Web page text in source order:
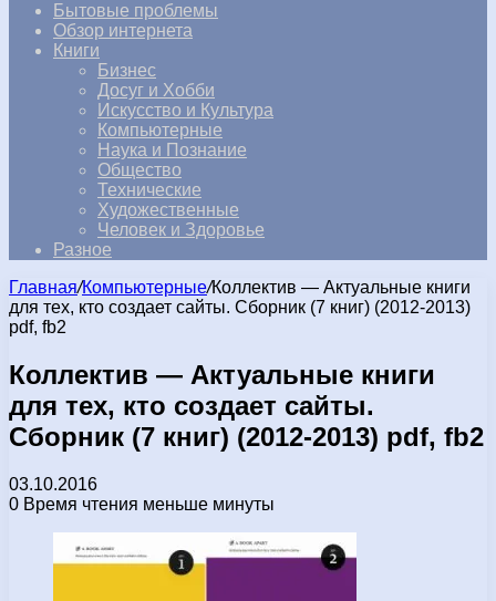
Бытовые проблемы
Обзор интернета
Книги
Бизнес
Досуг и Хобби
Искусство и Культура
Компьютерные
Наука и Познание
Общество
Технические
Художественные
Человек и Здоровье
Разное
Главная/Компьютерные/Коллектив — Актуальные книги
для тех, кто создает сайты. Сборник (7 книг) (2012-2013)
pdf, fb2
Коллектив — Актуальные книги
для тех, кто создает сайты.
Сборник (7 книг) (2012-2013) pdf, fb2
03.10.2016
0 Время чтения меньше минуты